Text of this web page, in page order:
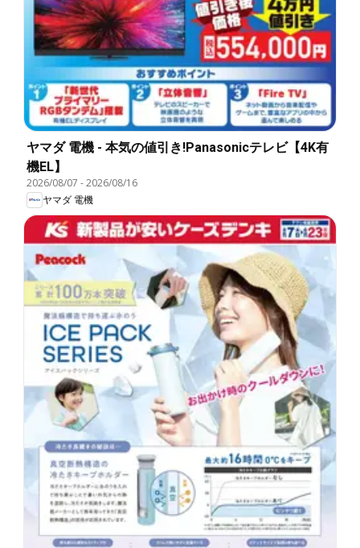
ヤマダ 電機 - 本気の値引き!Panasonicテレビ【4K有
機EL】
2026/08/07 -2026/08/16
ヤマダ 電機